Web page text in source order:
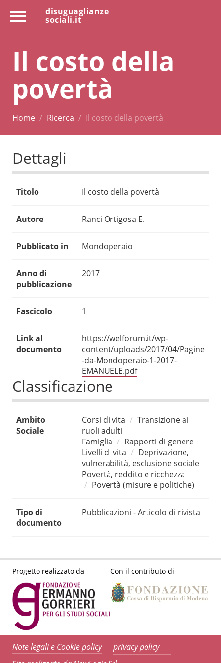
disuguaglianze
sociali.it
Il costo della
povertà
Home Ricerca Il costo della povertà
Dettagli
Titolo Il costo della povertà
Autore Ranci Ortigosa E.
Pubblicato in Mondoperaio
Anno di
pubblicazione
2017
Fascicolo 1
Link al
documento
https://welforum.it/wp-
content/uploads/2017/04/Pagine
-da-Mondoperaio-1-2017-
EMANUELE.pdf
Classificazione
Ambito
Sociale
Corsi di vita
Transizione ai
ruoli adulti
Famiglia
Rapporti di genere
Livelli di vita
Deprivazione,
vulnerabilità, esclusione sociale
Povertà, reddito e ricchezza
Povertà (misure e politiche)
Tipo di
documento
Pubblicazioni - Articolo di rivista
Progetto realizzato da Con il contributo di
Note legali e Cookie policy
privacy policy